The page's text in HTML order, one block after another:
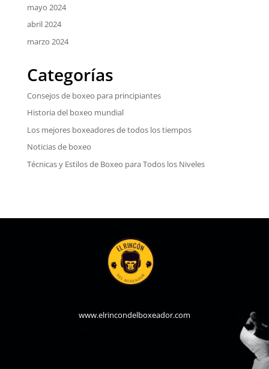
mayo 2024
abril 2024
marzo 2024
Categorías
Consejos de boxeo para principiantes
Historia del boxeo mundial
Los mejores boxeadores de todos los tiempos
Noticias de boxeo
Técnicas y Estilos de Boxeo para Todos los Niveles
www.elrincondelboxeador.com